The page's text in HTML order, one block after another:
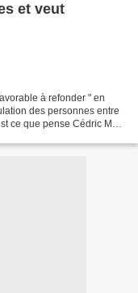
et veut
à refonder " en
des personnes entre
ce que pense Cédric Mas,